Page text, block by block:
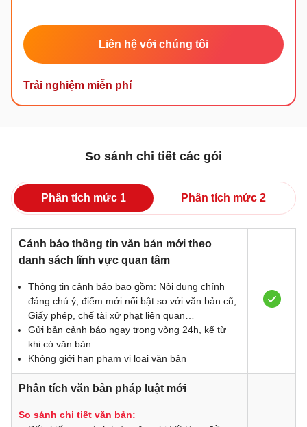
Liên hệ với chúng tôi
Trải nghiệm miễn phí
So sánh chi tiết các gói
Phân tích mức 1 Phân tích mức 2
Cảnh báo thông tin văn bản mới theo
danh sách lĩnh vực quan tâm
Thông tin cảnh báo bao gồm: Nội dung chính
đáng chú ý, điểm mới nổi bật so với văn bản cũ,
Giấy phép, chế tài xử phạt liên quan…
Gửi bản cảnh báo ngay trong vòng 24h, kể từ
khi có văn bản
Không giới hạn phạm vi loại văn bản
Phân tích văn bản pháp luật mới
So sánh chi tiết văn bản: